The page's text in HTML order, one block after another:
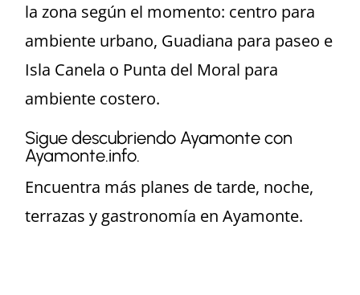
la zona según el momento: centro para
ambiente urbano, Guadiana para paseo e
Isla Canela o Punta del Moral para
ambiente costero.
Sigue descubriendo Ayamonte con
Ayamonte.info.
Encuentra más planes de tarde, noche,
terrazas y gastronomía en Ayamonte.